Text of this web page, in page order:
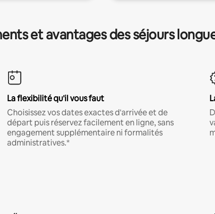
et avantages des séjours
La flexibilité qu'il vous faut
Choisissez vos dates exactes d'arrivée et de
départ puis réservez facilement en ligne, sans
engagement supplémentaire ni formalités
administratives.*